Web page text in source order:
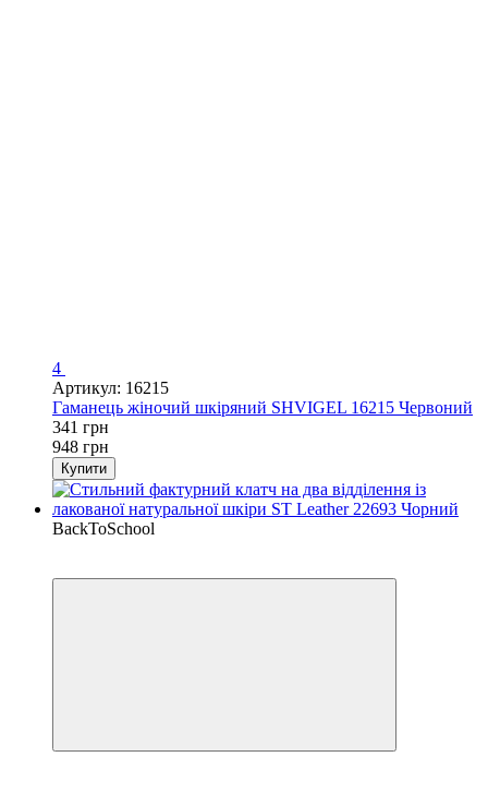
4
Артикул: 16215
Гаманець жіночий шкіряний SHVIGEL 16215 Червоний
341 грн
948 грн
Купити
BackToSchool